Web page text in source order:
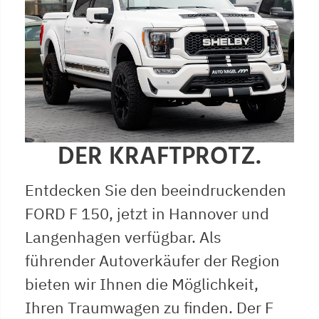
DER KRAFTPROTZ.
Entdecken Sie den beeindruckenden
FORD F 150, jetzt in Hannover und
Langenhagen verfügbar. Als
führender Autoverkäufer der Region
bieten wir Ihnen die Möglichkeit,
Ihren Traumwagen zu finden. Der F